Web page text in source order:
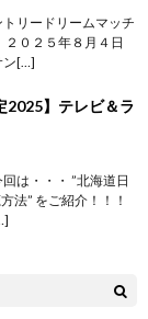
リードリームマッチ
２０２５年８月４日
ン[…]
2025】テレビ＆ラ
は・・・ ”北海道日
法” をご紹介！！！